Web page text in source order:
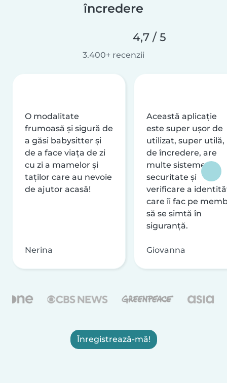
încredere
4,7 / 5
3.400+ recenzii
O modalitate
frumoasă și sigură de
a găsi babysitter și
de a face viața de zi
cu zi a mamelor și
taților care au nevoie
de ajutor acasă!
Nerina
Această aplicație
este super ușor de
utilizat, super utilă,
de încredere, are
multe sisteme de
securitate și
verificare a
care îi fac pe
să se simtă în
siguranță.
Giovanna
Înregistrează-mă!